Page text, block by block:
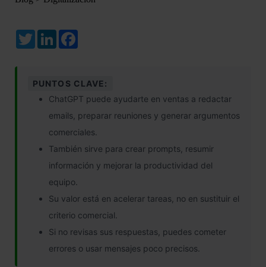
TwitterLinkedIn
PUNTOS CLAVE:
ChatGPT puede ayudarte en ventas a redactar
emails, preparar reuniones y generar argumentos
comerciales.
También sirve para crear prompts, resumir
información y mejorar la productividad del
equipo.
Su valor está en acelerar tareas, no en sustituir el
criterio comercial.
Si no revisas sus respuestas, puedes cometer
errores o usar mensajes poco precisos.